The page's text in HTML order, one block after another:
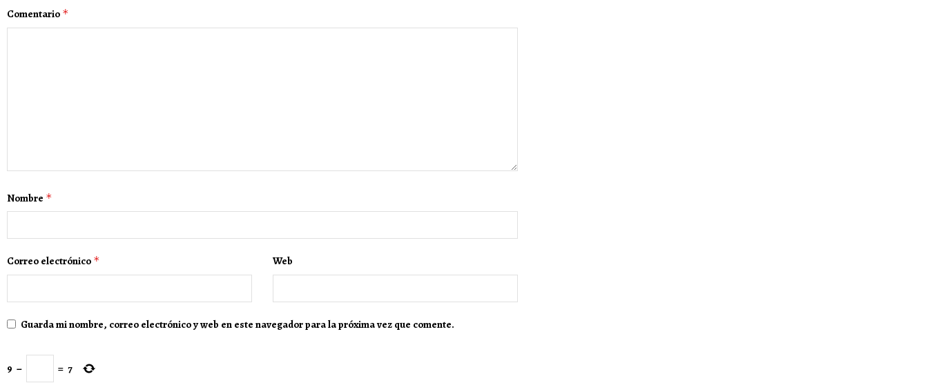
Comentario *
Nombre *
Correo electrónico * Web
Guarda mi nombre, correo electrónico y web en este navegador para la próxima vez que comente.
9 − = 7